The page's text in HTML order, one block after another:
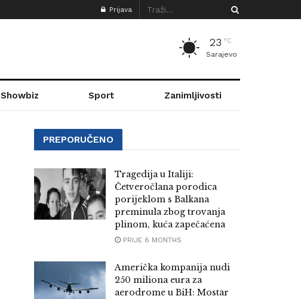
Prijava
23 °C
Sarajevo
Showbiz Sport Zanimljivosti
PREPORUČENO
Tragedija u Italiji:
Četveročlana porodica
porijeklom s Balkana
preminula zbog trovanja
plinom, kuća zapečaćena
PRIJE 6 MONTHS
Američka kompanija nudi
250 miliona eura za
aerodrome u BiH: Mostar